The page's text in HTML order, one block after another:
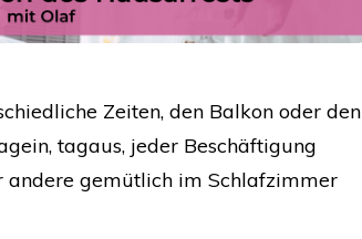
Zeiten, den Balkon oder den
tagaus, jeder Beschäftigung
andere gemütlich im Schlafzimmer